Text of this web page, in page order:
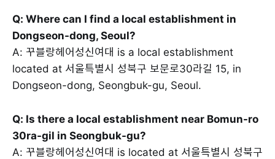
Q: Where can I find a local establishment in
Dongseon-dong, Seoul?
A: 꾸블랑헤어성신여대 is a local establishment
located at 서울특별시 성북구 보문로30라길 15, in
Dongseon-dong, Seongbuk-gu, Seoul.
Q: Is there a local establishment near Bomun-ro
30ra-gil in Seongbuk-gu?
A: 꾸블랑헤어성신여대 is located at 서울특별시 성북구